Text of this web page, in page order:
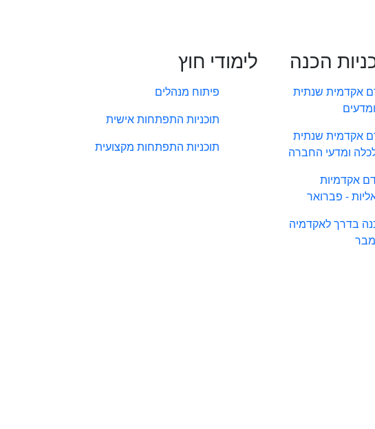
הכנה
אקדמית שנתית
אקדמית שנתית
ומדעי החברה
אקדמיות
- פברואר
בדרך לאקדמיה
לימודי חוץ
פיתוח מנהלים
תוכניות התפתחות אישית
תוכניות התפתחות מקצועית